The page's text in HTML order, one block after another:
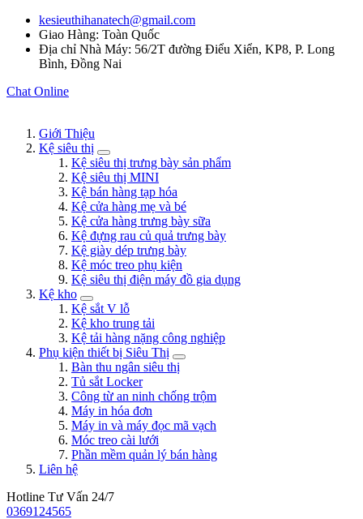
kesieuthihanatech@gmail.com
Giao Hàng: Toàn Quốc
Địa chỉ Nhà Máy: 56/2T đường Điểu Xiển, KP8, P. Long
Bình, Đồng Nai
Chat Online
Giới Thiệu
Kệ siêu thị
Kệ siêu thị trưng bày sản phẩm
Kệ siêu thị MINI
Kệ bán hàng tạp hóa
Kệ cửa hàng mẹ và bé
Kệ cửa hàng trưng bày sữa
Kệ đựng rau củ quả trưng bày
Kệ giày dép trưng bày
Kệ móc treo phụ kiện
Kệ siêu thị điện máy đồ gia dụng
Kệ kho
Kệ sắt V lỗ
Kệ kho trung tải
Kệ tải hàng nặng công nghiệp
Phụ kiện thiết bị Siêu Thị
Bàn thu ngân siêu thị
Tủ sắt Locker
Công từ an ninh chống trộm
Máy in hóa đơn
Máy in và máy đọc mã vạch
Móc treo cài lưới
Phần mềm quản lý bán hàng
Liên hệ
Hotline Tư Vấn 24/7
0369124565